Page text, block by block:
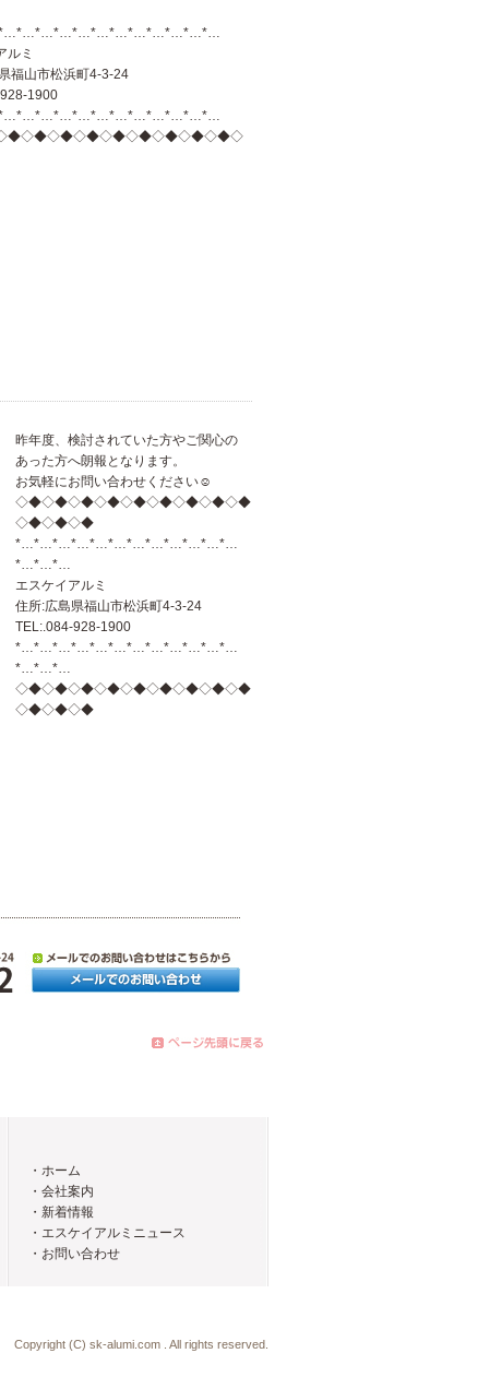
ルミ
福山市松浜町4-3-24
1900
昨年度、検討されていた方やご関心の
あった方へ朗報となります。
お気軽にお問い合わせください☺
◇◆◇◆◇◆◇◆◇◆◇◆◇◆◇◆◇◆
◇◆◇◆◇◆
*…*…*…*…*…*…*…*…*…*…*…*…
*…*…*…
エスケイアルミ
住所:広島県福山市松浜町4-3-24
TEL:.084-928-1900
*…*…*…*…*…*…*…*…*…*…*…*…
*…*…*…
◇◆◇◆◇◆◇◆◇◆◇◆◇◆◇◆◇◆
◇◆◇◆◇◆
・ホーム
・会社案内
・新着情報
・エスケイアルミニュース
・お問い合わせ
Copyright (C) sk-alumi.com . All rights reserved.